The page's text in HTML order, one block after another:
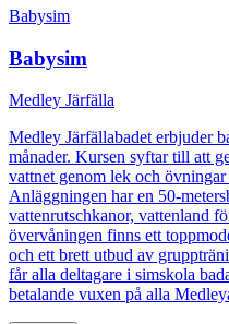
Babysim
Babysim
Medley Järfälla
Medley Järfällabadet erbjuder
månader. Kursen syftar till att
vattnet genom lek och
Anläggningen har en 50-
vattenrutschkanor, vattenland
övervåningen finns ett
och ett brett utbud av
får alla deltagare i simskola
betalande vuxen på alla